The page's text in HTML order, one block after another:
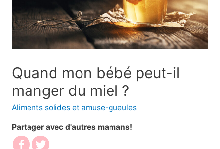
Quand mon bébé peut-il
manger du miel ?
Aliments solides et amuse-gueules
Partager avec d'autres mamans!